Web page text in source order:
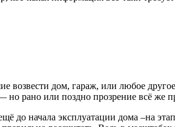
дом, гараж, или любое
рано или поздно прозрение всё же
до начала эксплуатации дома –на